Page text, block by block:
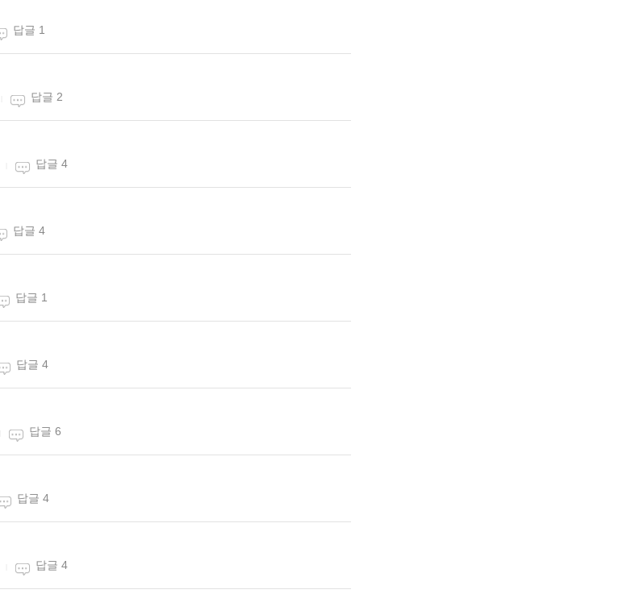
답글 1
답글 2
답글 4
답글 4
답글 1
답글 4
답글 6
답글 4
답글 4